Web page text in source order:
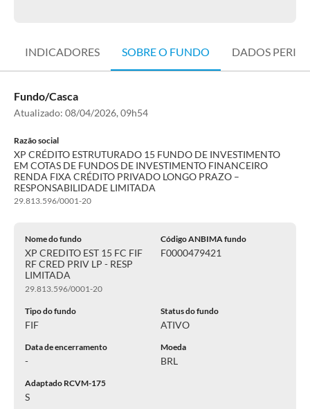
INDICADORES SOBRE O FUNDO DADOS
Fundo/Casca
Atualizado: 08/04/2026, 09h54
Razão social
XP CRÉDITO ESTRUTURADO 15 FUNDO DE INVESTIMENTO
EM COTAS DE FUNDOS DE INVESTIMENTO FINANCEIRO
RENDA FIXA CRÉDITO PRIVADO LONGO PRAZO –
RESPONSABILIDADE LIMITADA
29.813.596/0001-20
Nome do fundo
XP CREDITO EST 15 FC FIF
RF CRED PRIV LP - RESP
LIMITADA
29.813.596/0001-20
Código ANBIMA fundo
F0000479421
Tipo do fundo
FIF
Status do fundo
ATIVO
Data de encerramento
-
Moeda
BRL
Adaptado RCVM-175
S